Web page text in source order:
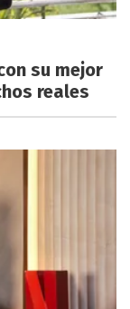
su mejor
reales